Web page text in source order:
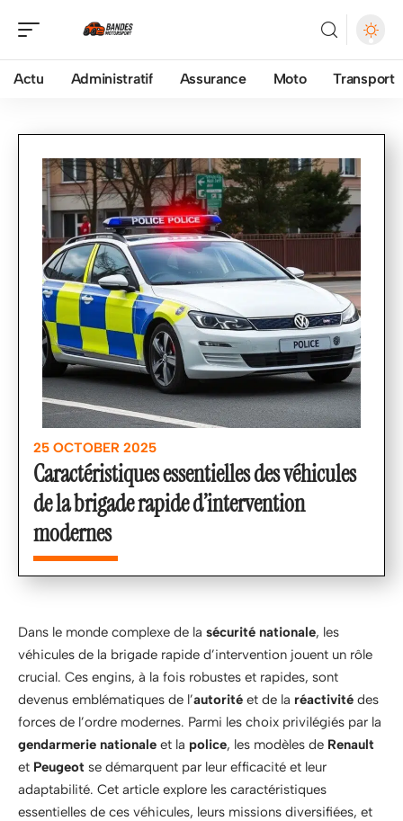
Actu Administratif Assurance Moto Transport
25 OCTOBER 2025
Caractéristiques essentielles des véhicules
de la brigade rapide d’intervention
modernes
Dans le monde complexe de la sécurité nationale, les
véhicules de la brigade rapide d’intervention jouent un rôle
crucial. Ces engins, à la fois robustes et rapides, sont
devenus emblématiques de l’autorité et de la réactivité des
forces de l’ordre modernes. Parmi les choix privilégiés par la
gendarmerie nationale et la police, les modèles de Renault
et Peugeot se démarquent par leur efficacité et leur
adaptabilité. Cet article explore les caractéristiques
essentielles de ces véhicules, leurs missions diversifiées, et